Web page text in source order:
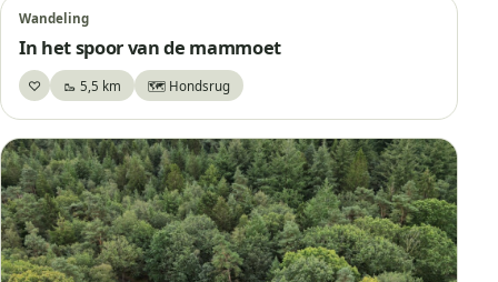
Wandeling
In het spoor van de mammoet
♡Bewaar🥾 5,5 km 🗺️ Hondsrug